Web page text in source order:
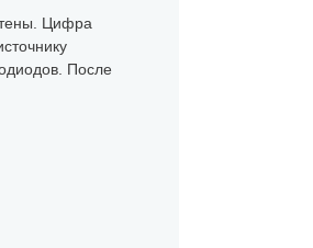
Цифра
После